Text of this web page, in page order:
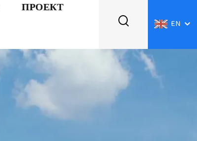
ПРОЕКТ
EN